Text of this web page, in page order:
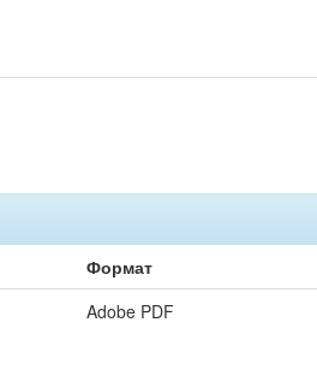
Формат
Adobe PDF